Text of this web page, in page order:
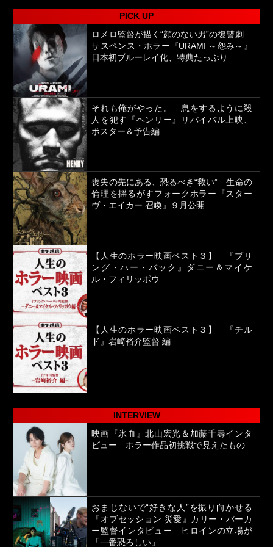
PICK UP
ロメロ監督が描く“顔のない男”の復讐劇
サスペンス・ホラー『URAMI ～怨み～』
日本初ブルーレイ化、特典たっぷり
それも俺がやった。 息をするように殺
人を犯す『ヘンリー』リバイバル上映、
ポスター＆予告編
喪失の先にある、恐るべき“救い” 生命の
倫理を揺るがすフォークホラー『スター
ヴ・エイカー 召喚』９月公開
【人生のホラー映画ベスト３】 『ブリ
ング・ハー・バック』ダニー＆マイケ
ル・フィリッポウ
【人生のホラー映画ベスト３】 『チル
ド』岩崎裕介監督 編
INTERVIEW
映画『氷血』北山宏光＆加藤千尋インタ
ビュー ホラー作品初挑戦で見えたもの
おまじないで“好きな人”を振り向かせる
『オブセッション 災愛』カリー・バーカ
ー監督インタビュー ヒロインの立場が
「一番恐ろしい」